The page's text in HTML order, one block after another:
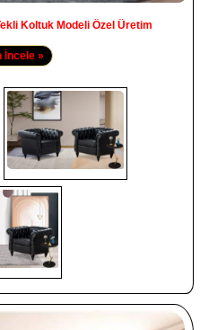
Koltuk Modeli Özel Üretim
İncele »